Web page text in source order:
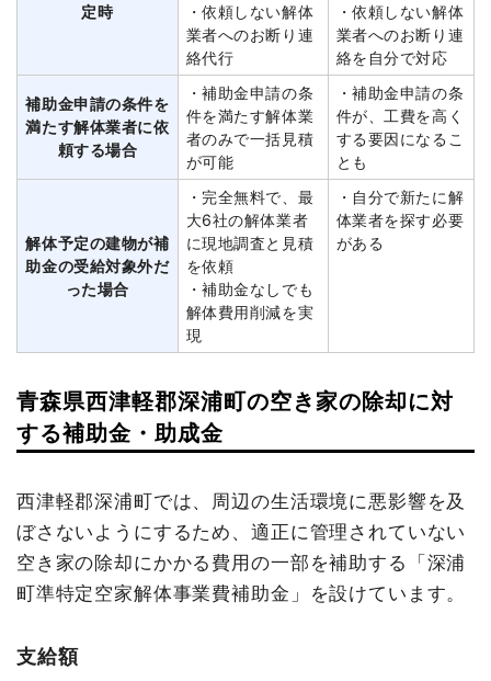
定時
・依頼しない解体
業者へのお断り連
絡代行
・依頼しない解体
業者へのお断り連
絡を自分で対応
補助金申請の条件を
満たす解体業者に依
頼する場合
・補助金申請の条
件を満たす解体業
者のみで一括見積
が可能
・補助金申請の条
件が、工費を高く
する要因になるこ
とも
解体予定の建物が補
助金の受給対象外だ
った場合
・完全無料で、最
大6社の解体業者
に現地調査と見積
を依頼
・補助金なしでも
解体費用削減を実
現
・自分で新たに解
体業者を探す必要
がある
青森県西津軽郡深浦町の空き家の除却に対
する補助金・助成金
西津軽郡深浦町では、周辺の生活環境に悪影響を及
ぼさないようにするため、適正に管理されていない
空き家の除却にかかる費用の一部を補助する「深浦
町準特定空家解体事業費補助金」を設けています。
支給額